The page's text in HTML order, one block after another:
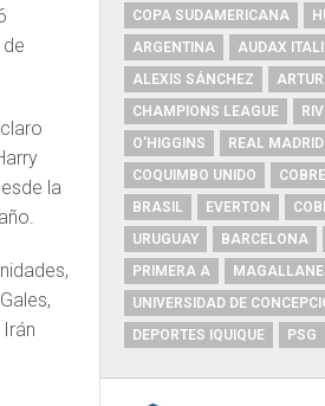
la
COPA SUDAMERICANA
ARGENTINA
AUDAX
ALEXIS SÁNCHEZ
CHAMPIONS LEAGUE
O'HIGGINS
REAL MADRID
COQUIMBO UNIDO
BRASIL
EVERTON
URUGUAY
BARCELONA
PRIMERA A
UNIVERSIDAD DE
DEPORTES IQUIQUE
PSG